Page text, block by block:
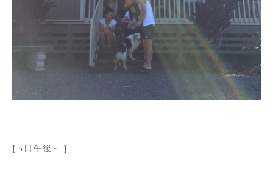
[ 4日午後～ ]